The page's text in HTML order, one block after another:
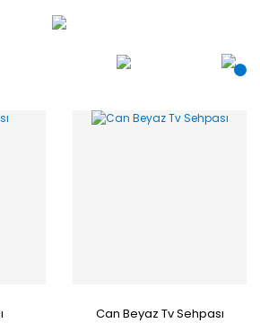
Can Beyaz Tv Sehpası